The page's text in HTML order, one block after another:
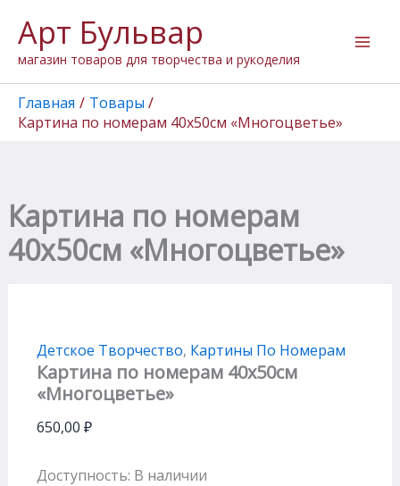
содержимому
Арт Бульвар
магазин товаров для творчества и рукоделия
Главная
Товары
Картина по номерам 40х50см «Многоцветье»
Картина по номерам
40х50см «Многоцветье»
Детское Творчество, Картины По Номерам
Картина по номерам 40х50см
«Многоцветье»
650,00 ₽
Доступность: В наличии
товара
Картина
по
номерам
40х50см
"Многоцветье"